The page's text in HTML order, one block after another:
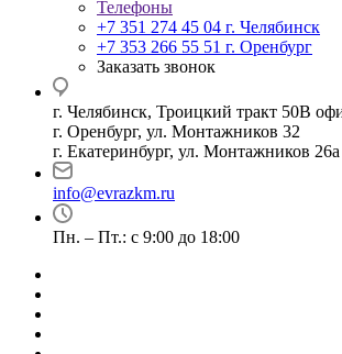
Телефоны
+7 351 274 45 04 г. Челябинск
+7 353 266 55 51 г. Оренбург
Заказать звонок
г. Челябинск, Троицкий тракт 50В
г. Оренбург, ул. Монтажников 32
г. Екатеринбург, ул. Монтажников 26а
info@evrazkm.ru
Пн. – Пт.: с 9:00 до 18:00